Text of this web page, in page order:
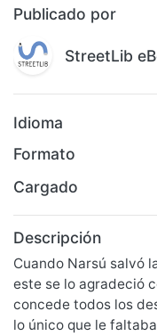
Publicado por
StreetLib
Idioma
Formato
Cargado
Descripción
Cuando Narsú salvó
este se lo agradeció
concede todos los
lo único que le